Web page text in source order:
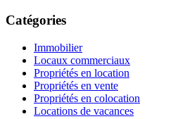
Catégories
Immobilier
Locaux commerciaux
Propriétés en location
Propriétés en vente
Propriétés en colocation
Locations de vacances